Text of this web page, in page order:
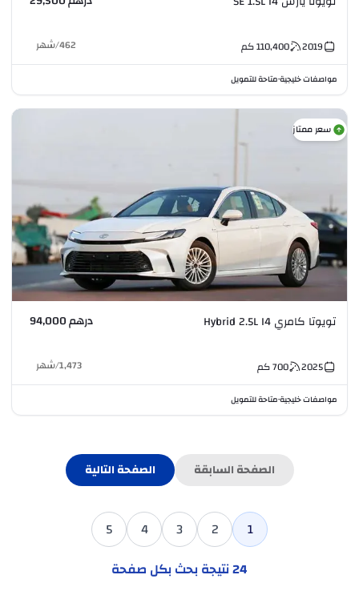
2019
110,400كم 462
/شهر
مواصفات خليجية•متاحة للتمويل
سعر ممتاز
تويوتا كامري Hybrid 2.5L I4 درهم 94,000
2025
700كم 1,473
/شهر
مواصفات خليجية•متاحة للتمويل
الصفحة السابقة الصفحة التالية
1
2
3
4
5
24نتيجة بحث بكل صفحة